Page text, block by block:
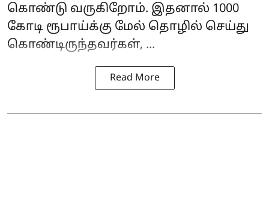
கொண்டு வருகிறோம். இதனால் 1000
கோடி ரூபாய்க்கு மேல் தொழில் செய்து
கொண்டிருந்தவர்கள், ...
Read More